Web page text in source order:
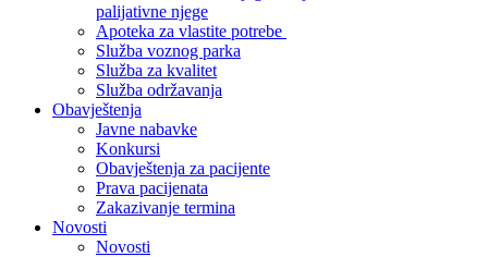
palijativne njege
Apoteka za vlastite potrebe
Služba voznog parka
Služba za kvalitet
Služba održavanja
Obavještenja
Javne nabavke
Konkursi
Obavještenja za pacijente
Prava pacijenata
Zakazivanje termina
Novosti
Novosti